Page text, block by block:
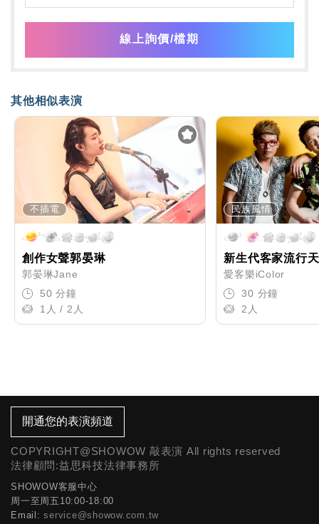
線上詢價/檔期
其他相似表演
不插電
創作女聲郭晏琳
郭晏琳Jane
50 分鐘
1人 / 2人
民族風情
新生代客家流行
愛客樂iColor
30 分鐘
2人
開通您的表演頻道
COPYRIGHT@SHOWOW 敲表演 All rights reserved
法律顧問:益思科技法律事務所
SHOWOW客服中心
周一至周五10:00-18:00
Email:service@showow.com.tw